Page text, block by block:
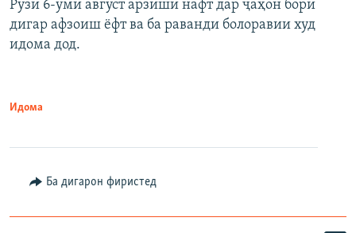
Рӯзи 6-уми август арзиши нафт дар ҷаҳон бори
дигар афзоиш ёфт ва ба раванди болоравии худ
идома дод.
Идома
Ба дигарон фиристед